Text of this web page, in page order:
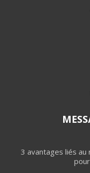
3 avantages liés au